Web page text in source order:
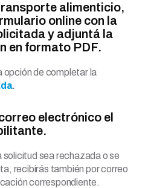
alimenticio,
online con la
y adjuntá la
en formato PDF.
opción de completar la
.
electrónico el
solicitud sea rechazada o se
recibirás también por correo
correspondiente.